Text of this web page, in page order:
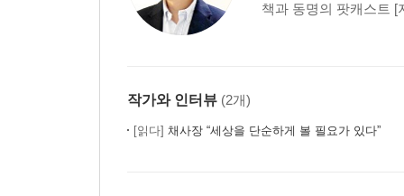
책과 동명의 팟캐스트 [
작가와 인터뷰 (2개)
[읽다] 채사장 “세상을 단순하게 볼 필요가 있다”